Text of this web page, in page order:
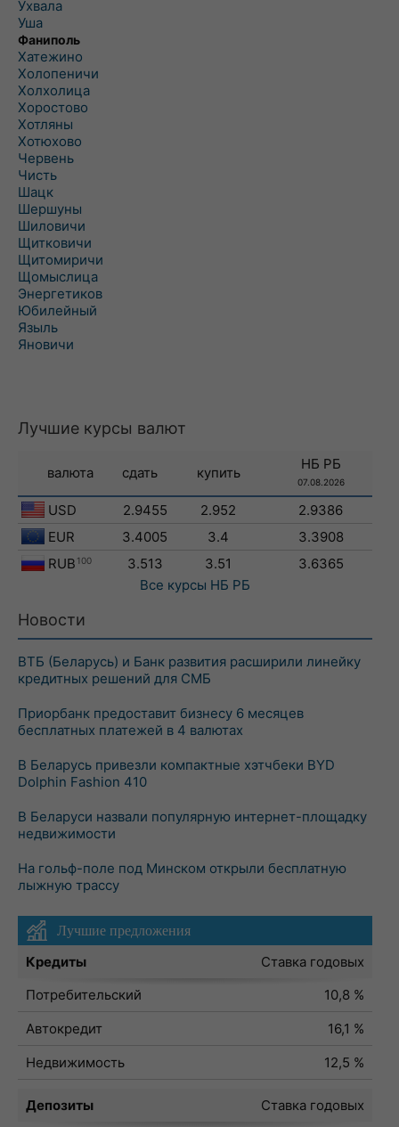
Ухвала
Уша
Фаниполь
Хатежино
Холопеничи
Холхолица
Хоростово
Хотляны
Хотюхово
Червень
Чисть
Шацк
Шершуны
Шиловичи
Щитковичи
Щитомиричи
Щомыслица
Энергетиков
Юбилейный
Языль
Яновичи
Лучшие курсы валют
валюта сдать купить
НБ РБ
07.08.2026
USD 2.9455 2.952
2.9386
EUR
3.4005 3.4
3.3908
RUB 100 3.513 3.51
3.6365
Все курсы НБ РБ
Новости
ВТБ (Беларусь) и Банк развития расширили линейку
кредитных решений для СМБ
Приорбанк предоставит бизнесу 6 месяцев
бесплатных платежей в 4 валютах
В Беларусь привезли компактные хэтчбеки BYD
Dolphin Fashion 410
В Беларуси назвали популярную интернет-площадку
недвижимости
На гольф-поле под Минском открыли бесплатную
лыжную трассу
Лучшие предложения
Кредиты
Ставка годовых
Потребительский
10,8 %
Автокредит
16,1 %
Недвижимость
12,5 %
Депозиты
Ставка годовых